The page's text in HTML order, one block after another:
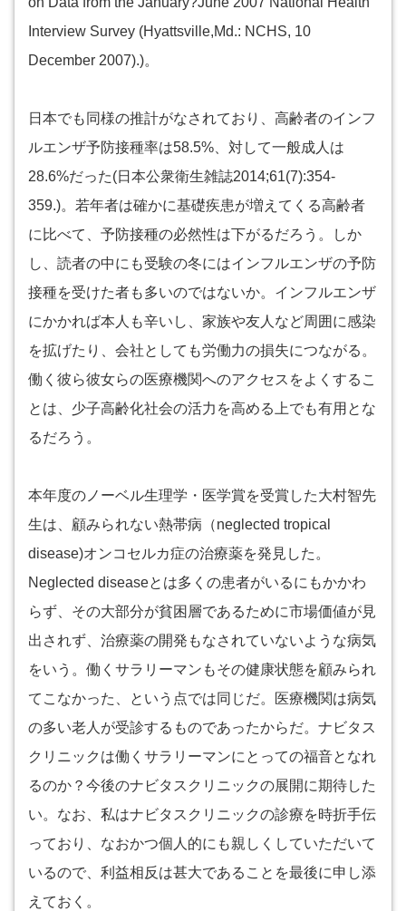
Interview Survey (Hyattsville,Md.: NCHS, 10
December 2007).)。
日本でも同様の推計がなされており、高齢者のインフ
ルエンザ予防接種率は58.5%、対して一般成人は
28.6%だった(日本公衆衛生雑誌2014;61(7):354-
359.)。若年者は確かに基礎疾患が増えてくる高齢者
に比べて、予防接種の必然性は下がるだろう。しか
し、読者の中にも受験の冬にはインフルエンザの予防
接種を受けた者も多いのではないか。インフルエンザ
にかかれば本人も辛いし、家族や友人など周囲に感染
を拡げたり、会社としても労働力の損失につながる。
働く彼ら彼女らの医療機関へのアクセスをよくするこ
とは、少子高齢化社会の活力を高める上でも有用とな
るだろう。
本年度のノーベル生理学・医学賞を受賞した大村智先
生は、顧みられない熱帯病（neglected tropical
disease)オンコセルカ症の治療薬を発見した。
Neglected diseaseとは多くの患者がいるにもかかわ
らず、その大部分が貧困層であるために市場価値が見
出されず、治療薬の開発もなされていないような病気
をいう。働くサラリーマンもその健康状態を顧みられ
てこなかった、という点では同じだ。医療機関は病気
の多い老人が受診するものであったからだ。ナビタス
クリニックは働くサラリーマンにとっての福音となれ
るのか？今後のナビタスクリニックの展開に期待した
い。なお、私はナビタスクリニックの診療を時折手伝
っており、なおかつ個人的にも親しくしていただいて
いるので、利益相反は甚大であることを最後に申し添
えておく。